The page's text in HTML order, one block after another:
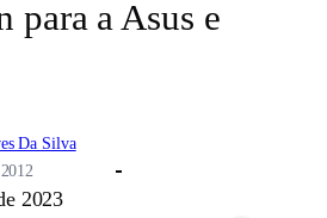
para a Asus e
Da Silva
2023